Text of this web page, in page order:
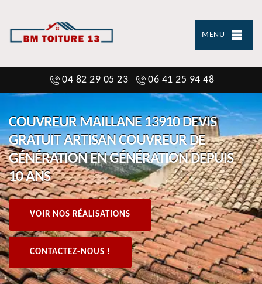
MENU
04 82 29 05 23 06 41 25 94 48
COUVREUR MAILLANE 13910 DEVIS
GRATUIT ARTISAN COUVREUR DE
GÉNÉRATION EN GÉNÉRATION DEPUIS
10 ANS
VOIR NOS RÉALISATIONS
CONTACTEZ-NOUS !